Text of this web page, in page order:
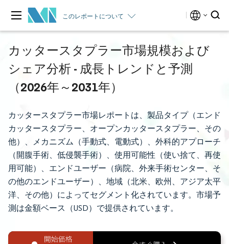
このレポートについて
カッタースタプラー市場規模および
シェア分析 - 成長トレンドと予測
（2026年～2031年）
カッタースタプラー市場レポートは、製品タイプ（エンド
カッタースタプラー、オープンカッタースタプラー、その
他）、メカニズム（手動式、電動式）、外科的アプローチ
（開腹手術、低侵襲手術）、使用可能性（使い捨て、再使
用可能）、エンドユーザー（病院、外来手術センター、そ
の他のエンドユーザー）、地域（北米、欧州、アジア太平
洋、その他）によってセグメント化されています。市場予
測は金額ベース（USD）で提供されています。